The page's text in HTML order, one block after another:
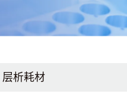
其他辅助原料、
层析耗材